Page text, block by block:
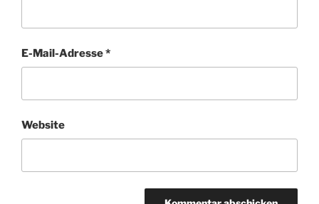
E-Mail-Adresse*
Website